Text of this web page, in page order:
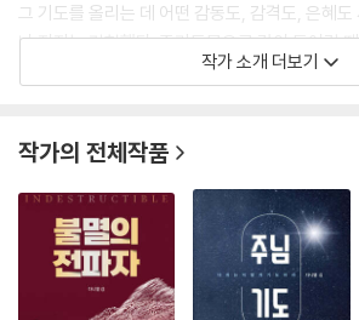
그 기도를 올리는 데 어떤 감동도, 감격도, 은혜도
나 저자는 경험했다. 주기도문으로 깊이 들어갈
그 은혜를 함께 나누고자 주기도문의 간구 하나하
각 연결되고 있다는 점에서 두드러진다. 주기도
아뢰는 것이지만, 그 기도를 마치고 일어날 때는
떠나는 것이다.”
그렇다. 저자의 말처럼 주님이 친히 가르쳐주신
한 기도문이 아니다. 그 안에는 하나님이 자녀에
방향이 담겨 있다. 우리가 날마다 마음을 다해 주
작가 소개 더보기
작가의 전체작품